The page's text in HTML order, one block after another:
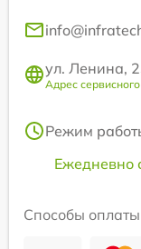
ул. Ленина,
Адрес
Режим
Ежедневно
Способы оплаты